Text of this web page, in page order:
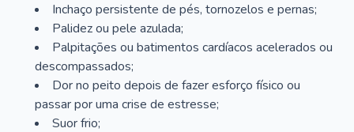
Inchaço persistente de pés, tornozelos e pernas;
Palidez ou pele azulada;
Palpitações ou batimentos cardíacos acelerados ou
descompassados;
Dor no peito depois de fazer esforço físico ou
passar por uma crise de estresse;
Suor frio;